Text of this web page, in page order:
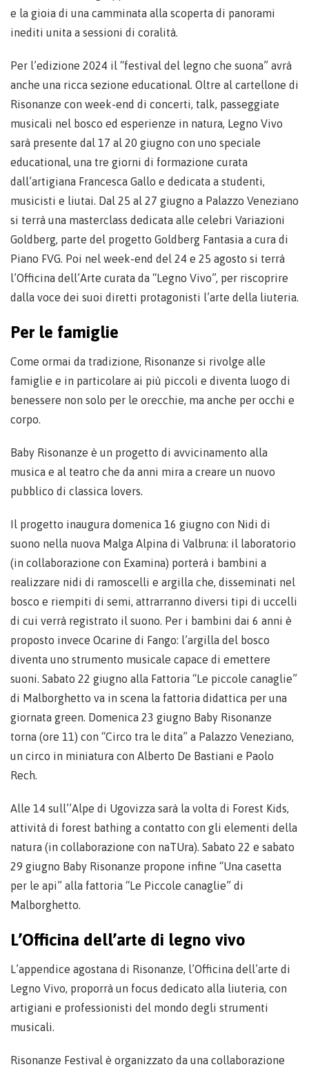
e la gioia di una camminata alla scoperta di panorami
inediti unita a sessioni di coralità.
Per l’edizione 2024 il “festival del legno che suona” avrà
anche una ricca sezione educational. Oltre al cartellone di
Risonanze con week-end di concerti, talk, passeggiate
musicali nel bosco ed esperienze in natura, Legno Vivo
sarà presente dal 17 al 20 giugno con uno speciale
educational, una tre giorni di formazione curata
dall’artigiana Francesca Gallo e dedicata a studenti,
musicisti e liutai. Dal 25 al 27 giugno a Palazzo Veneziano
si terrà una masterclass dedicata alle celebri Variazioni
Goldberg, parte del progetto Goldberg Fantasia a cura di
Piano FVG. Poi nel week-end del 24 e 25 agosto si terrà
l’Officina dell’Arte curata da “Legno Vivo”, per riscoprire
dalla voce dei suoi diretti protagonisti l’arte della liuteria.
Per le famiglie
Come ormai da tradizione, Risonanze si rivolge alle
famiglie e in particolare ai più piccoli e diventa luogo di
benessere non solo per le orecchie, ma anche per occhi e
corpo.
Baby Risonanze è un progetto di avvicinamento alla
musica e al teatro che da anni mira a creare un nuovo
pubblico di classica lovers.
Il progetto inaugura domenica 16 giugno con Nidi di
suono nella nuova Malga Alpina di Valbruna: il laboratorio
(in collaborazione con Examina) porterà i bambini a
realizzare nidi di ramoscelli e argilla che, disseminati nel
bosco e riempiti di semi, attrarranno diversi tipi di uccelli
di cui verrà registrato il suono. Per i bambini dai 6 anni è
proposto invece Ocarine di Fango: l’argilla del bosco
diventa uno strumento musicale capace di emettere
suoni. Sabato 22 giugno alla Fattoria “Le piccole canaglie”
di Malborghetto va in scena la fattoria didattica per una
giornata green. Domenica 23 giugno Baby Risonanze
torna (ore 11) con “Circo tra le dita” a Palazzo Veneziano,
un circo in miniatura con Alberto De Bastiani e Paolo
Rech.
Alle 14 sull’’Alpe di Ugovizza sarà la volta di Forest Kids,
attività di forest bathing a contatto con gli elementi della
natura (in collaborazione con naTUra). Sabato 22 e sabato
29 giugno Baby Risonanze propone infine “Una casetta
per le api” alla fattoria “Le Piccole canaglie” di
Malborghetto.
L’Officina dell’arte di legno vivo
L’appendice agostana di Risonanze, l’Officina dell’arte di
Legno Vivo, proporrà un focus dedicato alla liuteria, con
artigiani e professionisti del mondo degli strumenti
musicali.
Risonanze Festival è organizzato da una collaborazione